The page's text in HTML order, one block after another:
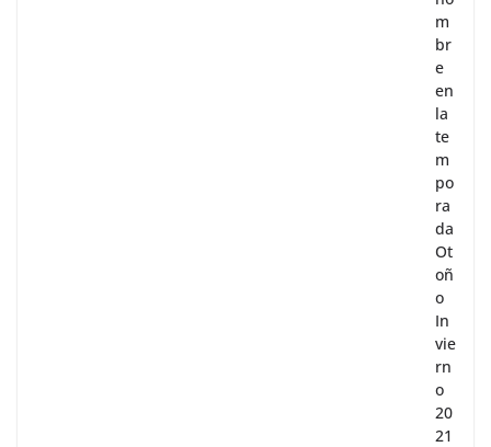
m
br
e
en
la
te
m
po
ra
da
Ot
oñ
o
In
vie
rn
o
20
21